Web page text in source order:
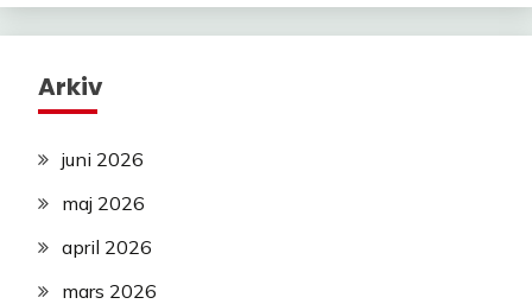
Arkiv
juni 2026
maj 2026
april 2026
mars 2026